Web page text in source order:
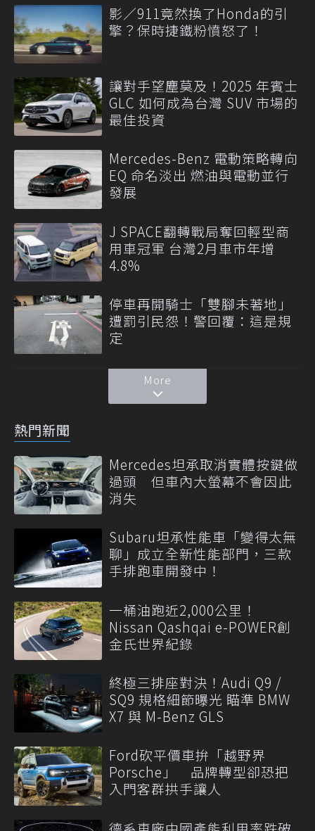
影／911竟然換了Honda的引
擎？保時捷鐵粉憤怒了！
讓對手望塵莫及！2025 年賓士
GLC 如何成為台灣 SUV 市場的
最佳投資
Mercedes-Benz 電動策略轉向
EQ 命名淡出 燃油與電動並行
發展
J SPACE翻轉戰局奪回輕型商
用車冠軍 台灣2月車市年增
4.8%
停車再開騎士「雙腳未著地」
遭罰引民怨！警回覆：這是規
定
More
熱門新聞
Mercedes坦承取消實體按鍵做
過頭 但車內大螢幕不會因此
消失
Subaru坦承性能車「變得太無
聊」成立全新性能部門，三款
手排跑車開發中！
一桶油跑近2,000公里！
Nissan Qashqai e-POWER創
金氏世界紀錄
終極三排座對決！Audi Q9 /
SQ9 規格細節曝光 瞄準 BMW
X7 與 M-Benz GLS
Ford砍平價車拚「越野界
Porsche」 品牌轉型卻恐把
入門客群拱手讓人